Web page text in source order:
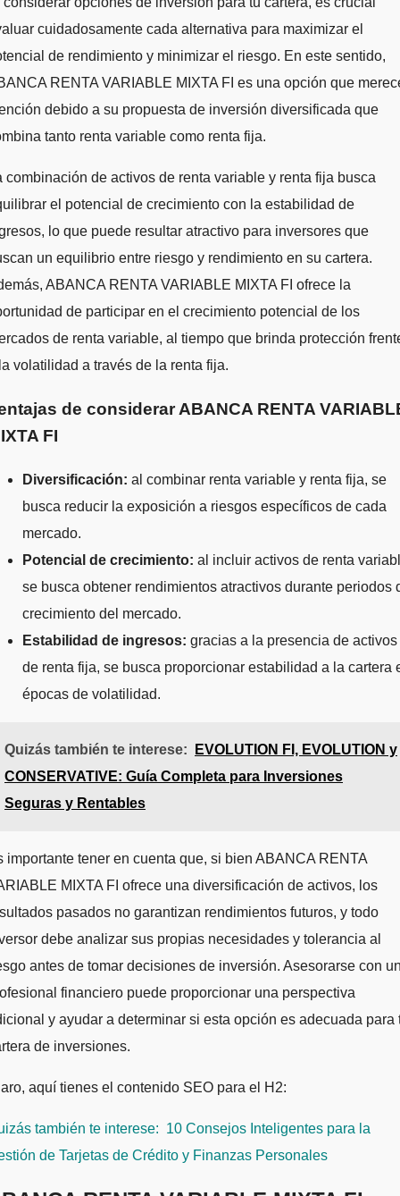
cuidadosamente cada alternativa para maximizar el
de rendimiento y minimizar el riesgo. En este sentido,
RENTA VARIABLE MIXTA FI es una opción que
debido a su propuesta de inversión diversificada que
tanto renta variable como renta fija.
combinación de activos de renta variable y renta fija busca
el potencial de crecimiento con la estabilidad de
lo que puede resultar atractivo para inversores que
un equilibrio entre riesgo y rendimiento en su cartera.
ABANCA RENTA VARIABLE MIXTA FI ofrece la
de participar en el crecimiento potencial de los
de renta variable, al tiempo que brinda protección
volatilidad a través de la renta fija.
de considerar ABANCA RENTA
FI
Diversificación: al combinar renta variable y renta fija, se
busca reducir la exposición a riesgos específicos de cada
mercado.
Potencial de crecimiento: al incluir activos de renta
se busca obtener rendimientos atractivos durante periodos
crecimiento del mercado.
Estabilidad de ingresos: gracias a la presencia de activos
de renta fija, se busca proporcionar estabilidad a la cartera
épocas de volatilidad.
Quizás también te interese:
EVOLUTION FI, EVOLUTION y
CONSERVATIVE: Guía Completa para Inversiones
Seguras y Rentables
importante tener en cuenta que, si bien ABANCA RENTA
MIXTA FI ofrece una diversificación de activos, los
pasados no garantizan rendimientos futuros, y todo
debe analizar sus propias necesidades y tolerancia al
antes de tomar decisiones de inversión. Asesorarse con
financiero puede proporcionar una perspectiva
y ayudar a determinar si esta opción es adecuada para
de inversiones.
aquí tienes el contenido SEO para el H2:
también te interese: 10 Consejos Inteligentes para la
de Tarjetas de Crédito y Finanzas Personales